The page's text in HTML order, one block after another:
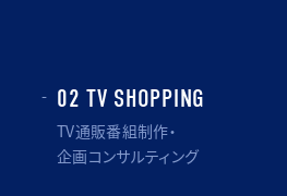
02 TV SHOPPING
TV通販番組制作・
企画コンサルティング